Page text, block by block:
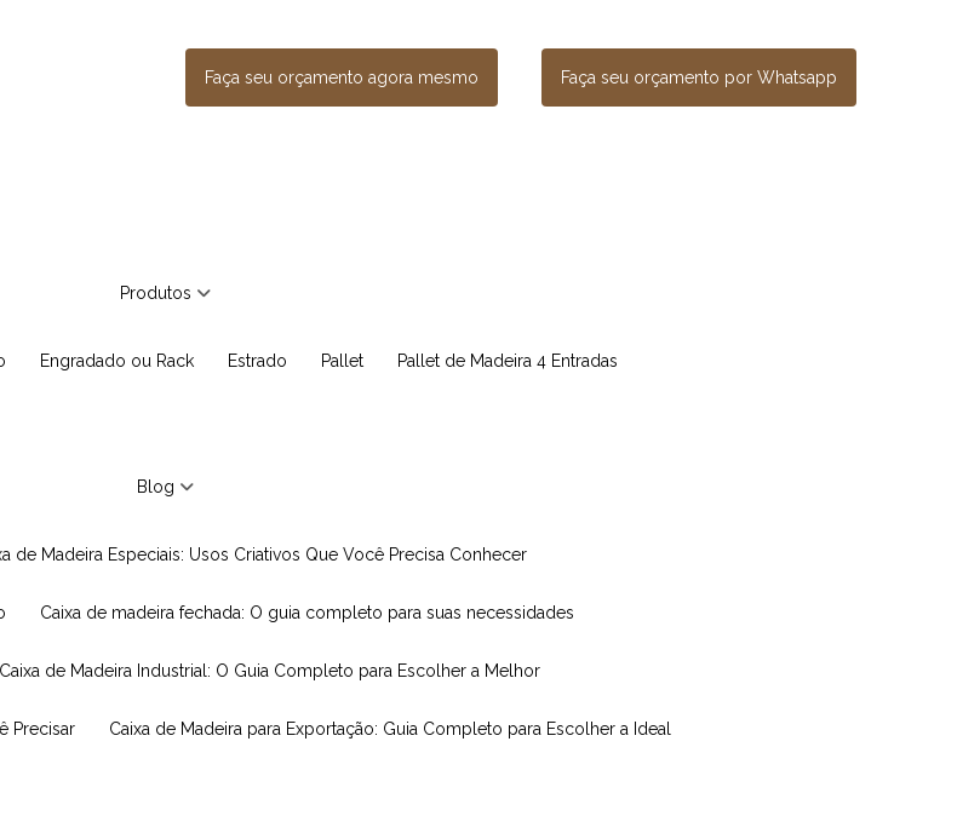
Faça seu orçamento agora mesmo Faça seu orçamento por Whatsapp
Produtos
Engradado ou Rack Estrado Pallet Pallet de Madeira 4 Entradas
Blog
de Madeira Especiais: Usos Criativos Que Você Precisa Conhecer
Caixa de madeira fechada: O guia completo para suas necessidades
Caixa de Madeira Industrial: O Guia Completo para Escolher a Melhor
Precisar Caixa de Madeira para Exportação: Guia Completo para Escolher a Ideal